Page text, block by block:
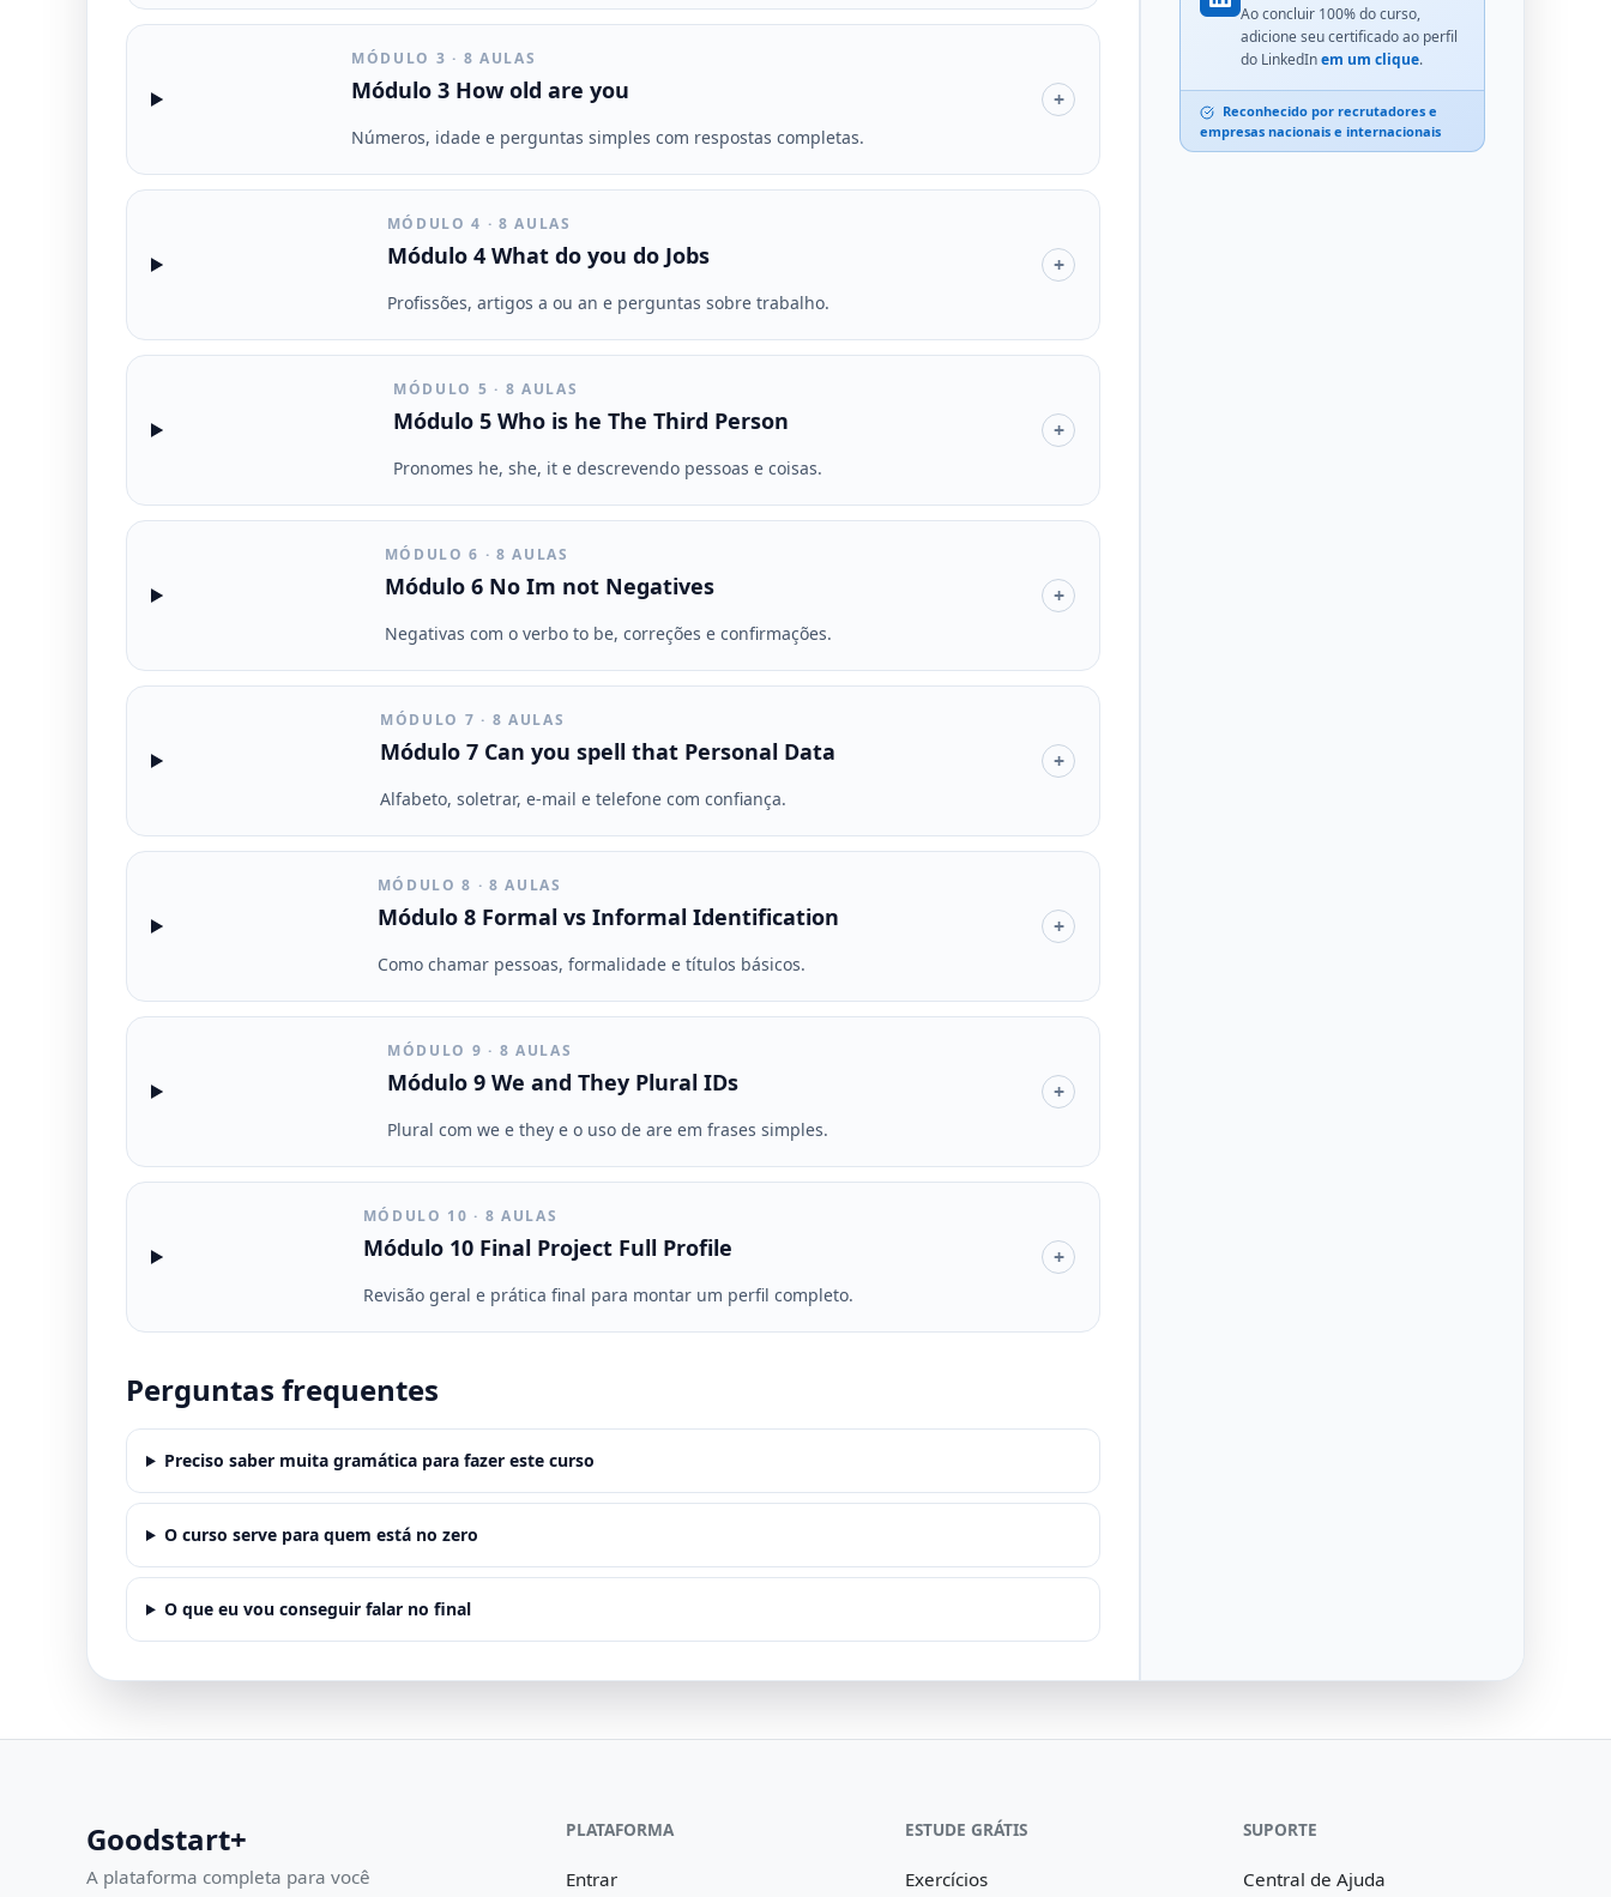
MÓDULO 3 · 8 AULAS
Módulo 3 How old are you
Números, idade e perguntas simples com respostas completas.
+
MÓDULO 4 · 8 AULAS
Módulo 4 What do you do Jobs
Profissões, artigos a ou an e perguntas sobre trabalho.
+
MÓDULO 5 · 8 AULAS
Módulo 5 Who is he The Third Person
Pronomes he, she, it e descrevendo pessoas e coisas.
+
MÓDULO 6 · 8 AULAS
Módulo 6 No Im not Negatives
Negativas com o verbo to be, correções e confirmações.
+
MÓDULO 7 · 8 AULAS
Módulo 7 Can you spell that Personal Data
Alfabeto, soletrar, e-mail e telefone com confiança.
+
MÓDULO 8 · 8 AULAS
Módulo 8 Formal vs Informal Identification
Como chamar pessoas, formalidade e títulos básicos.
+
MÓDULO 9 · 8 AULAS
Módulo 9 We and They Plural IDs
Plural com we e they e o uso de are em frases simples.
+
MÓDULO 10 · 8 AULAS
Módulo 10 Final Project Full Profile
Revisão geral e prática final para montar um perfil completo.
+
Perguntas frequentes
Preciso saber muita gramática para fazer este curso
O curso serve para quem está no zero
O que eu vou conseguir falar no final
Ao concluir 100% do curso,
adicione seu certificado ao perfil
do LinkedInem um clique.
Reconhecido por recrutadores e
empresas nacionais e internacionais
Goodstart+
A plataforma completa para você
PLATAFORMA
Entrar
ESTUDE GRÁTIS
Exercícios
SUPORTE
Central de Ajuda